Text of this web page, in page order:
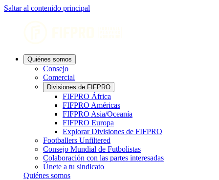
Saltar al contenido principal
Quiénes somos
Consejo
Comercial
Divisiones de FIFPRO
FIFPRO África
FIFPRO Américas
FIFPRO Asia/Oceanía
FIFPRO Europa
Explorar Divisiones de FIFPRO
Footballers Unfiltered
Consejo Mundial de Futbolistas
Colaboración con las partes interesadas
Únete a tu sindicato
Quiénes somos